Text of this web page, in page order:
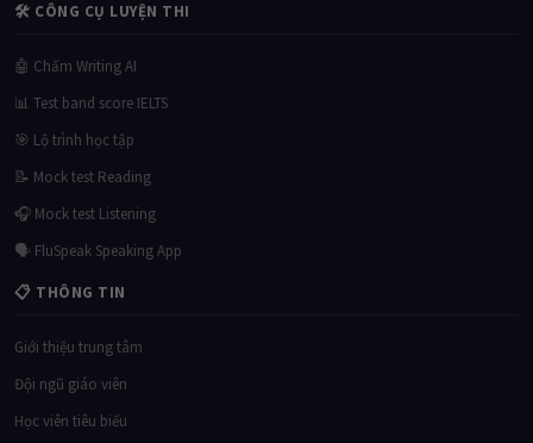
🛠 CÔNG CỤ LUYỆN THI
🤖 Chấm Writing AI
📊 Test band score IELTS
🎯 Lộ trình học tập
📝 Mock test Reading
🎧 Mock test Listening
🗣 FluSpeak Speaking App
📋 THÔNG TIN
Giới thiệu trung tâm
Đội ngũ giáo viên
Học viên tiêu biểu